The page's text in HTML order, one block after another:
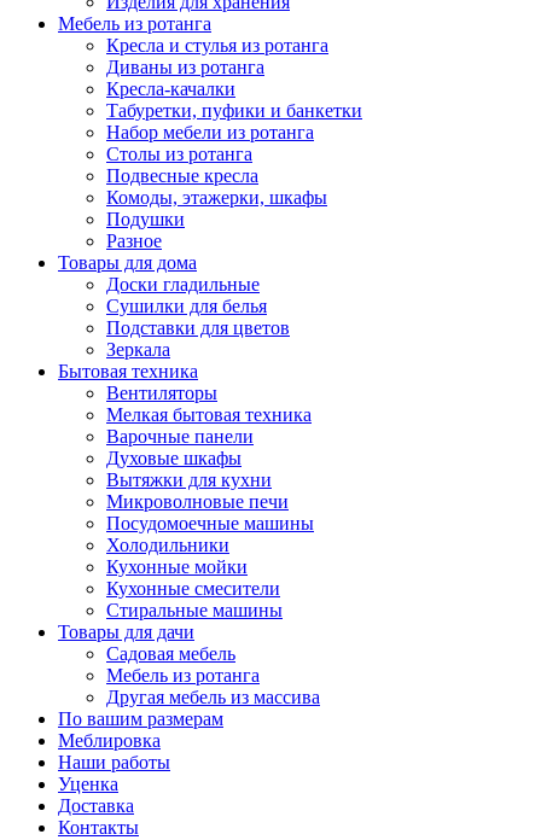
Мебель из ротанга
Кресла и стулья из ротанга
Диваны из ротанга
Кресла-качалки
Табуретки, пуфики и банкетки
Набор мебели из ротанга
Столы из ротанга
Подвесные кресла
Комоды, этажерки, шкафы
Подушки
Разное
Товары для дома
Доски гладильные
Сушилки для белья
Подставки для цветов
Зеркала
Бытовая техника
Вентиляторы
Мелкая бытовая техника
Варочные панели
Духовые шкафы
Вытяжки для кухни
Микроволновые печи
Посудомоечные машины
Холодильники
Кухонные мойки
Кухонные смесители
Стиральные машины
Товары для дачи
Садовая мебель
Мебель из ротанга
Другая мебель из массива
По вашим размерам
Меблировка
Наши работы
Уценка
Доставка
Контакты